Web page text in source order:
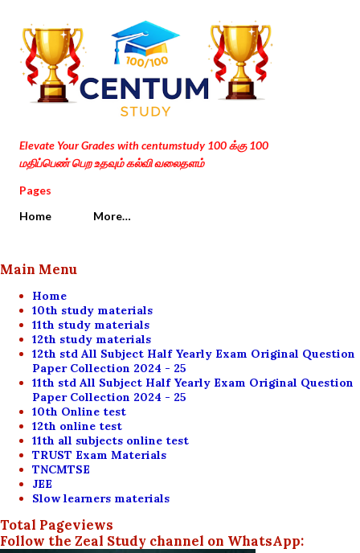
Skip to main content
Elevate Your Grades with centumstudy 100 க்கு 100
மதிப்பெண் பெற உதவும் கல்வி வலைதளம்
Pages
Home
More…
Main Menu
Home
10th study materials
11th study materials
12th study materials
12th std All Subject Half Yearly Exam Original Question
Paper Collection 2024 - 25
11th std All Subject Half Yearly Exam Original Question
Paper Collection 2024 - 25
10th Online test
12th online test
11th all subjects online test
TRUST Exam Materials
TNCMTSE
JEE
Slow learners materials
Total Pageviews
Follow the Zeal Study channel on WhatsApp: